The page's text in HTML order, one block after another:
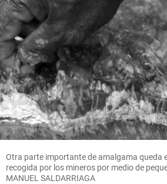
Otra parte importante de amalgama queda
recogida por los mineros por medio de
MANUEL SALDARRIAGA